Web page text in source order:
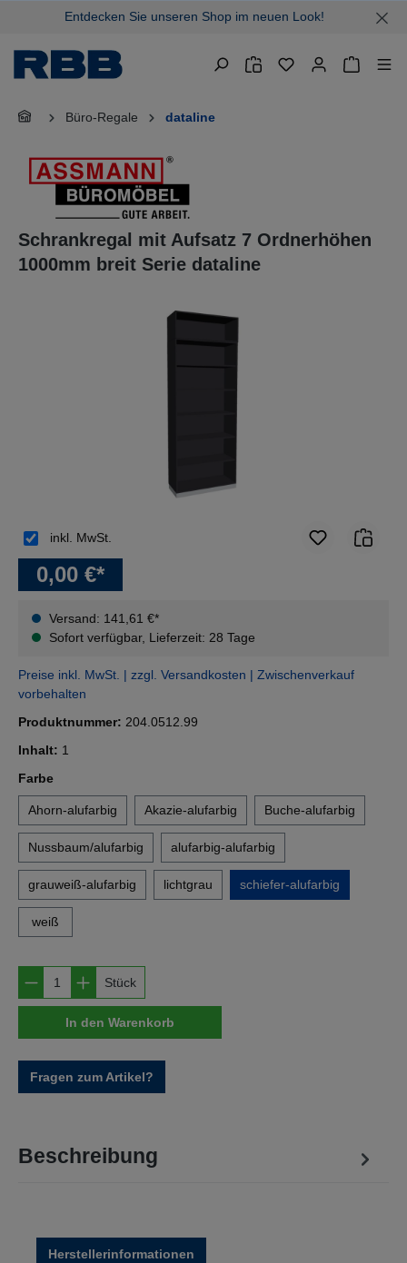
springenEntdecken Sie unseren Shop im neuen Look!
Büro-Regale dataline
Schrankregal mit Aufsatz 7 Ordnerhöhen
1000mm breit Serie dataline
0,00 €*
Versand: 141,61 €*
Sofort verfügbar, Lieferzeit: 28 Tage
inkl. MwSt.
Preise inkl. MwSt. | zzgl. Versandkosten | Zwischenverkauf
vorbehalten
Produktnummer: 204.0512.99
Inhalt: 1
Farbeauswählen
Ahorn-alufarbig Akazie-alufarbig Buche-alufarbig
Nussbaum/alufarbig alufarbig-alufarbig
grauweiß-alufarbig lichtgrau schiefer-alufarbig
weiß
Produkt Anzahl: Gib den gewünschten
Stück
In den Warenkorb
Fragen zum Artikel?
Beschreibung
Herstellerinformationen